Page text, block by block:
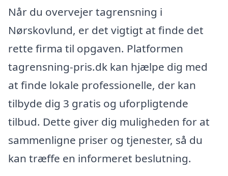
Når du overvejer tagrensning i
Nørskovlund, er det vigtigt at finde det
rette firma til opgaven. Platformen
tagrensning-pris.dk kan hjælpe dig med
at finde lokale professionelle, der kan
tilbyde dig 3 gratis og uforpligtende
tilbud. Dette giver dig muligheden for at
sammenligne priser og tjenester, så du
kan træffe en informeret beslutning.